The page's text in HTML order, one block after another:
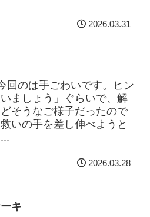
2026.03.31
回のは手ごわいです。ヒン
ましょう」ぐらいで、解
そうなご様子だったので
いの手を差し伸べようと
2026.03.28
キ